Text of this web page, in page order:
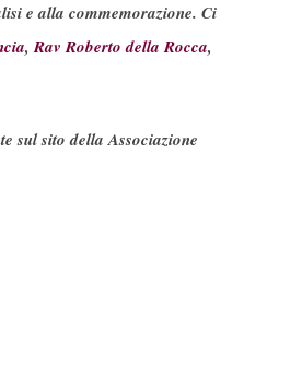
e alla commemorazione. Ci
,Rav Roberto della Rocca,
sul sito della Associazione